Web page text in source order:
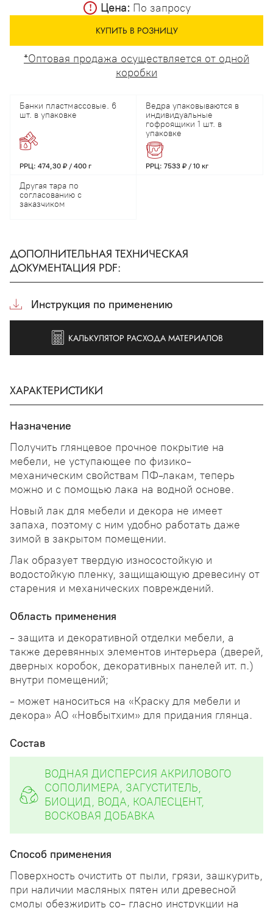
КАЛЬКУЛЯТОР РАСХОДА МАТЕРИАЛОВ
ХАРАКТЕРИСТИКИ
Назначение
Получить глянцевое прочное покрытие на
мебели, не уступающее по физико-
механическим свойствам ПФ-лакам, теперь
можно и с помощью лака на водной основе.
Новый лак для мебели и декора не имеет
запаха, поэтому с ним удобно работать даже
зимой в закрытом помещении.
Лак образует твердую износостойкую и
водостойкую пленку, защищающую древесину от
старения и механических повреждений.
Область применения
- защита и декоративной отделки мебели, а
также деревянных элементов интерьера (дверей,
дверных коробок, декоративных панелей ит. п.)
внутри помещений;
- может наноситься на «Краску для мебели и
декора» АО «Новбытхим» для придания глянца.
Состав
ВОДНАЯ ДИСПЕРСИЯ АКРИЛОВОГО
СОПОЛИМЕРА, ЗАГУСТИТЕЛЬ,
БИОЦИД, ВОДА, КОАЛЕСЦЕНТ,
ВОСКОВАЯ ДОБАВКА
Способ применения
Поверхность очистить от пыли, грязи, зашкурить,
при наличии масляных пятен или древесной
смолы обезжирить со- гласно инструкции на
Цена: По запросу
КУПИТЬ В РОЗНИЦУ
*Оптовая продажа осуществляется от одной
коробки
Банки пластмассовые. 6
шт. в упаковке
РРЦ: 474,30 ₽ / 400 г
Ведра упаковываются в
индивидуальные
гофроящики 1 шт. в
упаковке
РРЦ: 7533 ₽ / 10 кг
Другая тара по
согласованию с
заказчиком
ДОПОЛНИТЕЛЬНАЯ ТЕХНИЧЕСКАЯ
ДОКУМЕНТАЦИЯ PDF:
Инструкция по применению